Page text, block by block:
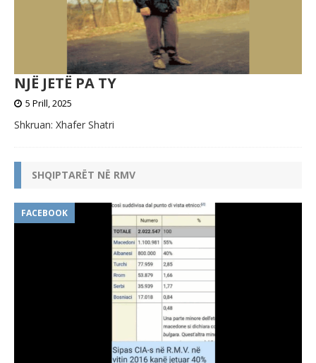
NJË JETË PA TY
5 Prill, 2025
Shkruan: Xhafer Shatri
SHQIPTARËT NË RMV
FACEBOOK